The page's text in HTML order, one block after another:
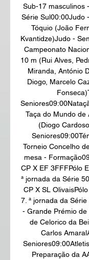
Sub-17 masculinos
Série Sul00:00Judo
Tóquio (João
Kvantidze)Judo -
Campeonato
10 m (Rui Alves,
Miranda, António
Diogo, Marcelo
Taça do Mundo de
(Diogo
Torneio Concelho
mesa -
CP X EF 3FFFPólo
ª jornada da Série
CP X SL
7. ª jornada da
- Grande Prémio de
de Celorico da
Carlos
Preparação da